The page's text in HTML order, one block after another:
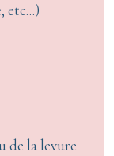
etc...)
de la levure